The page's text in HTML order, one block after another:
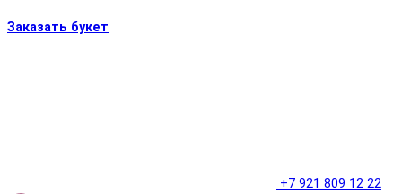
Заказать букет
+7 921 809 12 22